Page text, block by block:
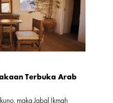
Terbuka Arab
maka Jabal Ikmah